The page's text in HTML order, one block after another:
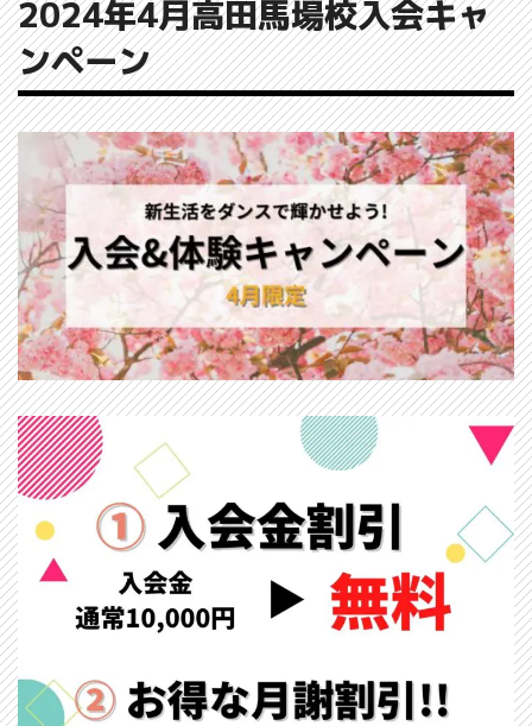
2024年4月高田馬場校入会キャ
ンペーン